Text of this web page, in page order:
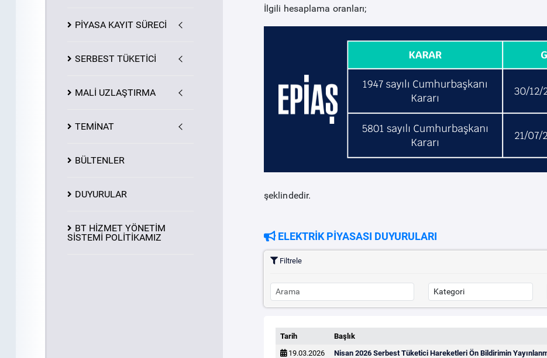
PİYASAKAYIT SÜRECİ
SERBEST TÜKETİCİ
MALİ UZLAŞTIRMA
TEMİNAT
BÜLTENLER
DUYURULAR
BT HİZMET YÖNETİM
SİSTEMİ POLİTİKAMIZ
İlgili hesaplama oranları;
şeklindedir.
ELEKTRİK PİYASASI DUYURULARI
Filtrele
Tarih Başlık
19.03.2026
Nisan 2026 Serbest Tüketici Hareketleri Ön Bildirimin